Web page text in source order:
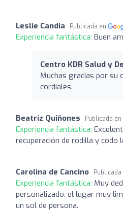
Leslie Candia Publicada en
Experiencia fantástica: Buen
Centro KDR Salud y
Muchas gracias por su
cordiales.
Beatriz Quiñones Publicada en
Experiencia fantástica:
recuperación de rodilla y codo
Carolina de Cancino Publicada
Experiencia fantástica: Muy
personalizado, el lugar muy
un sol de persona.